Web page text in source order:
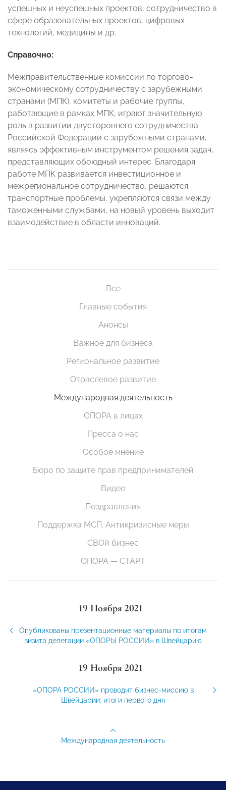
успешных и неуспешных проектов, сотрудничество в
сфере образовательных проектов, цифровых
технологий, медицины и др.
Справочно:
Межправительственные комиссии по торгово-
экономическому сотрудничеству с зарубежными
странами (МПК), комитеты и рабочие группы,
работающие в рамках МПК, играют значительную
роль в развитии двустороннего сотрудничества
Российской Федерации с зарубежными странами,
являясь эффективным инструментом решения задач,
представляющих обоюдный интерес. Благодаря
работе МПК развивается инвестиционное и
межрегиональное сотрудничество, решаются
транспортные проблемы, укрепляются связи между
таможенными службами, на новый уровень выходит
взаимодействие в области инноваций.
Все
Главные события
Анонсы
Важное для бизнеса
Региональное развитие
Отраслевое развитие
Международная деятельность
ОПОРА в лицах
Пресса о нас
Особое мнение
Бюро по защите прав предпринимателей
Видео
Поздравления
Поддержка МСП. Антикризисные меры
СВОй бизнес
ОПОРА — СТАРТ
19 Ноября 2021
Опубликованы презентационные материалы по итогам
визита делегации «ОПОРЫ РОССИИ» в Швейцарию
19 Ноября 2021
«ОПОРА РОССИИ» проводит бизнес-миссию в
Швейцарии: итоги первого дня
Международная деятельность